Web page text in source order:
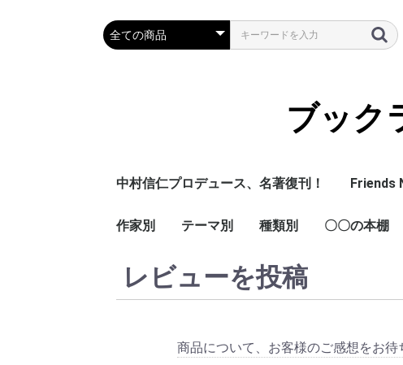
ブック
中村信仁プロデュース、名著復刊！ Friends
作家別
喜多川泰
青山美智子
増山 実
皆川 明
テーマ別 種類別
絵本
児童書
〇〇の本棚
レビューを投稿
商品について、お客様のご感想をお待